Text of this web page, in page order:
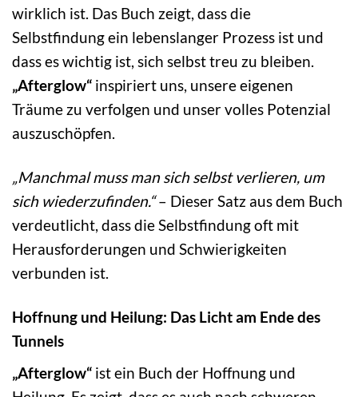
wirklich ist. Das Buch zeigt, dass die
Selbstfindung ein lebenslanger Prozess ist und
dass es wichtig ist, sich selbst treu zu bleiben.
„Afterglow“ inspiriert uns, unsere eigenen
Träume zu verfolgen und unser volles Potenzial
auszuschöpfen.
„Manchmal muss man sich selbst verlieren, um
sich wiederzufinden.“– Dieser Satz aus dem Buch
verdeutlicht, dass die Selbstfindung oft mit
Herausforderungen und Schwierigkeiten
verbunden ist.
Hoffnung und Heilung: Das Licht am Ende des
Tunnels
„Afterglow“ ist ein Buch der Hoffnung und